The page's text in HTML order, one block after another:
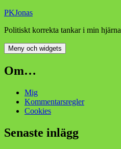
Hoppa
innehåll
PKJonas
Politiskt korrekta tankar i min hjärna
Meny och widgets
Om…
Mig
Kommentarsregler
Cookies
Senaste inlägg